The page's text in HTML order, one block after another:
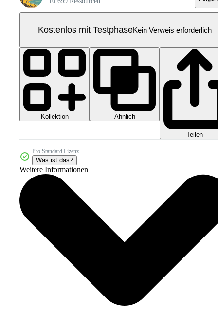
Kostenlos mit TestphaseKein Verweis erforderlich
Kollektion Ähnlich
Teilen
Pro Standard Lizenz
Was ist das?
Weitere Informationen